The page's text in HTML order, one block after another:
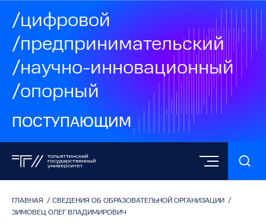
/цифровой
/предпринимательский
/научно-инновационный
/опорный
ПОСТУПАЮЩИМ
ГЛАВНАЯ / СВЕДЕНИЯ ОБ ОБРАЗОВАТЕЛЬНОЙ ОРГАНИЗАЦИИ /
ЗИМОВЕЦ ОЛЕГ ВЛАДИМИРОВИЧ